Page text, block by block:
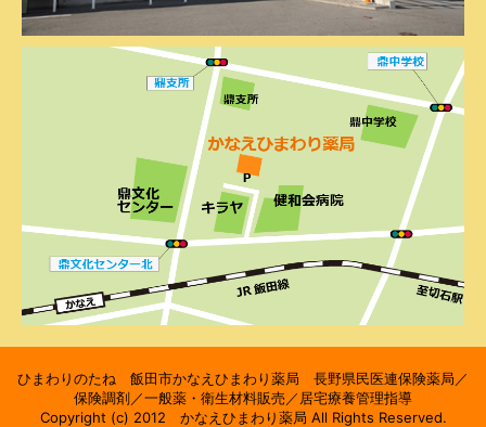
ひまわりのたね 飯田市かなえひまわり薬局 長野県民医連保険薬局／
保険調剤／一般薬・衛生材料販売／居宅療養管理指導
Copyright (c) 2012 かなえひまわり薬局 All Rights Reserved.